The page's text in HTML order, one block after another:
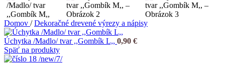
Domov / Dekoračné drevené výrezy a nápisy
Úchytka /Madlo/ tvar ,,Gombík L,, 0,90 €
Späť na produkty